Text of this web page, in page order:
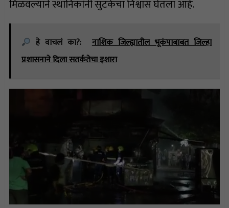
मिळवल्याने स्थानिकांनी सुटकेचा निश्वास घेतला आहे.
हे वाचलं का?:
नाशिक जिल्ह्यातील भूकंपाबाबत जिल्हा
प्रशासनाने दिला सतर्कतेचा इशारा